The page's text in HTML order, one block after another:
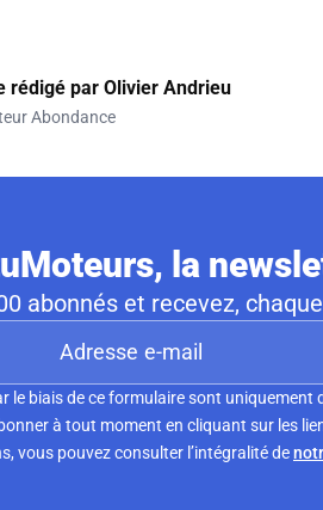
rédigé par Olivier Andrieu
Abondance
la
abonnés et recevez,
le biais de ce formulaire sont
à tout moment en cliquant sur les
vous pouvez consulter l’intégralité de